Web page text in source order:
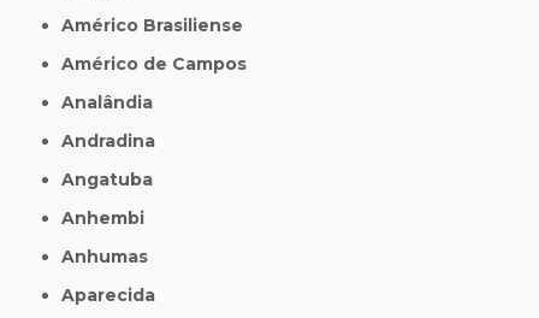
Américo Brasiliense
Américo de Campos
Analândia
Andradina
Angatuba
Anhembi
Anhumas
Aparecida